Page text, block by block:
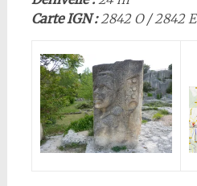
Carte IGN :2842 O / 2842 E